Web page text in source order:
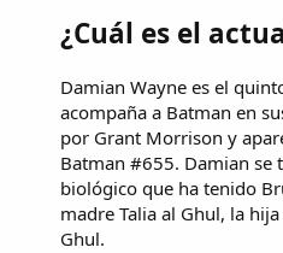
¿Cuál es el
Damian Wayne es el
acompaña a Batman en
por Grant Morrison y
Batman #655. Damian se
biológico que ha tenido
madre Talia al Ghul, la
Ghul.